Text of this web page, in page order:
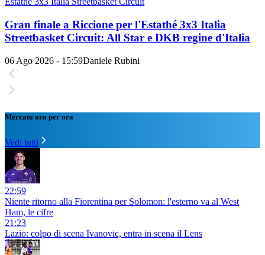
Gran finale a Riccione per l'Estathé 3x3 Italia
Streetbasket Circuit: All Star e DKB regine d'Italia
06 Ago 2026 - 15:59Daniele Rubini
Mercato ora per ora
Vedi tutti
22:59
Niente ritorno alla Fiorentina per Solomon: l'esterno va al West
Ham, le cifre
21:23
Lazio: colpo di scena Ivanovic, entra in scena il Lens